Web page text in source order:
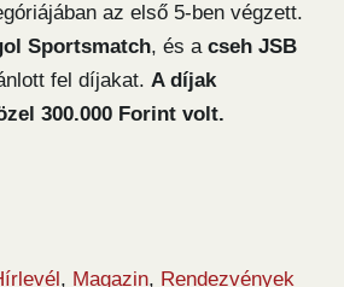
az első 5-ben végzett.
Sportsmatch, és a cseh JSB
fel díjakat. A díjak
300.000 Forint volt.
, Magazin, Rendezvények